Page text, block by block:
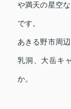
や満天の星空
です。
あきる野市周
乳洞、大岳キ
か。